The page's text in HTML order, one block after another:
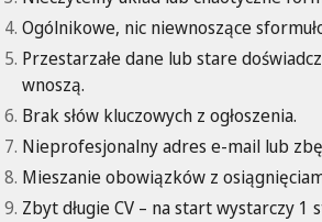
Ogólnikowe, nic niewnoszące
Przestarzałe dane lub stare
wnoszą.
Brak słów kluczowych z ogłoszenia.
Nieprofesjonalny adres e-mail lub
Mieszanie obowiązków z
Zbyt długie CV – na start wystarczy 1